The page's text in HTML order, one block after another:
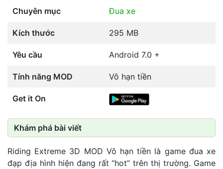
Chuyên mục Đua xe
Kích thước 295 MB
Yêu cầu Android 7.0 +
Tính năng MOD Vô hạn tiền
Get it On
Khám phá bài viết
Riding Extreme 3D MOD Vô hạn tiền là game đua xe
đạp địa hình hiện đang rất “hot” trên thị trường. Game